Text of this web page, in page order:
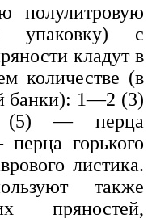
полулитровую
упаковку) с
кладут в
количестве (в
банки): 1—2 (3)
(5) — перца
горького
листика.
также
пряностей,